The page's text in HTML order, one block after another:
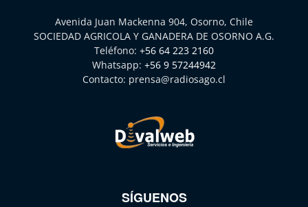
Avenida Juan Mackenna 904, Osorno, Chile
SOCIEDAD AGRICOLA Y GANADERA DE OSORNO A.G.
Teléfono: +56 64 223 2160
Whatsapp: +56 9 57244942
Contacto: prensa@radiosago.cl
SÍGUENOS